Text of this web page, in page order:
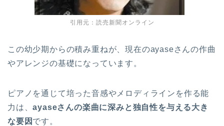
引用元：読売新聞オンライン
この幼少期からの積み重ねが、現在のayaseさんの作曲
やアレンジの基礎になっています。
ピアノを通じて培った音感やメロディラインを作る能
力は、ayaseさんの楽曲に深みと独自性を与える大き
な要因 です。